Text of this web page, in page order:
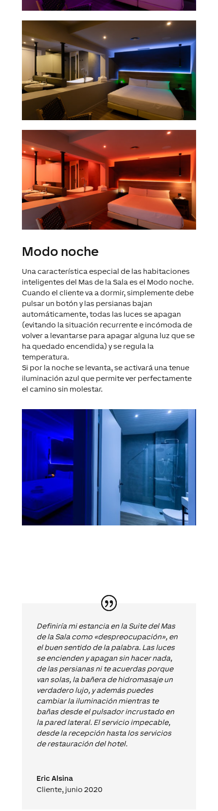
Modo noche
Una característica especial de las habitaciones
inteligentes del Mas de la Sala es el Modo noche.
Cuando el cliente va a dormir, simplemente debe
pulsar un botón y las persianas bajan
automáticamente, todas las luces se apagan
(evitando la situación recurrente e incómoda de
volver a levantarse para apagar alguna luz que se
ha quedado encendida) y se regula la
temperatura.
Si por la noche se levanta, se activará una tenue
iluminación azul que permite ver perfectamente
el camino sin molestar.
Definiría mi estancia en la Suite del Mas
de la Sala como «despreocupación», en
el buen sentido de la palabra. Las luces
se encienden y apagan sin hacer nada,
de las persianas ni te acuerdas porque
van solas, la bañera de hidromasaje un
verdadero lujo, y además puedes
cambiar la iluminación mientras te
bañas desde el pulsador incrustado en
la pared lateral. El servicio impecable,
desde la recepción hasta los servicios
de restauración del hotel.
Eric Alsina
Cliente, junio 2020